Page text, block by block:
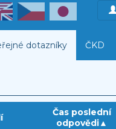
dotazníky ČKD
Čas poslední
odpovědi▲